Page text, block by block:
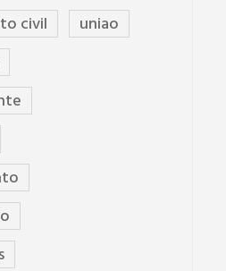
civil
uniao